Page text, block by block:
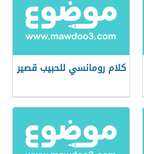
كلام رومانسي للحبيب قصير